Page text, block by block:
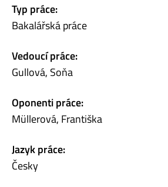
Typ práce:
Bakalářská práce
Vedoucí práce:
Gullová, Soňa
Oponenti práce:
Müllerová, Františka
Jazyk práce:
Česky